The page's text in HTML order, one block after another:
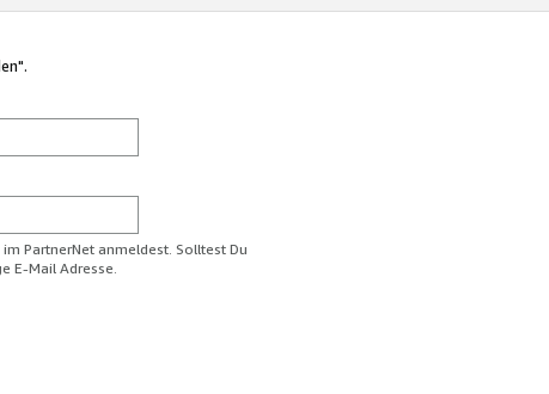
PartnerNet anmeldest. Solltest Du
E-Mail Adresse.